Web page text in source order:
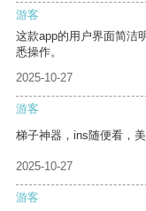
游客
这款app的用户界面简洁
悉操作。
2025-10-27
游客
梯子神器，ins随便看，美
2025-10-27
游客